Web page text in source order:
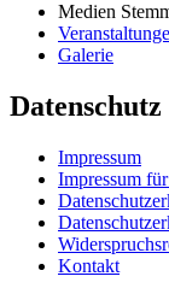
Medien
Galerie
Datenschutz
Impressum
Impressum
Kontakt